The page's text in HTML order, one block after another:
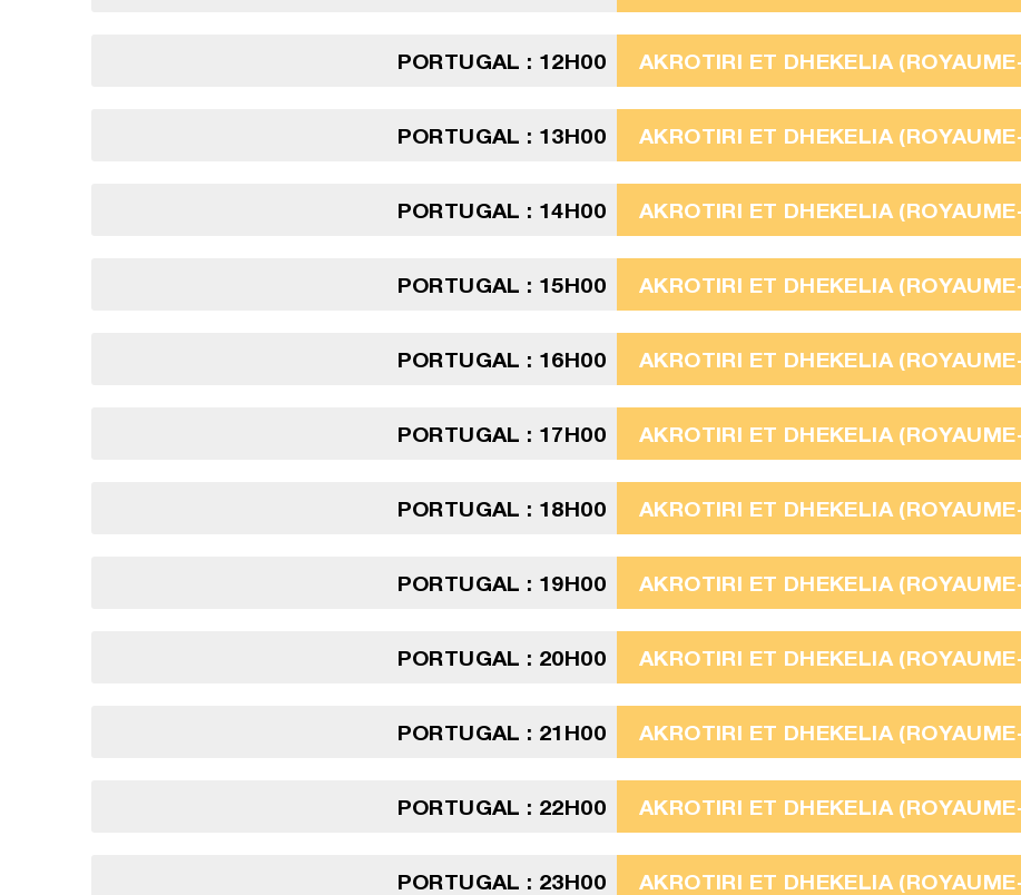
PORTUGAL : 12H00 AKROTIRI ET DHEKELIA
PORTUGAL : 13H00 AKROTIRI ET DHEKELIA
PORTUGAL : 14H00 AKROTIRI ET DHEKELIA
PORTUGAL : 15H00 AKROTIRI ET DHEKELIA
PORTUGAL : 16H00 AKROTIRI ET DHEKELIA
PORTUGAL : 17H00 AKROTIRI ET DHEKELIA
PORTUGAL : 18H00 AKROTIRI ET DHEKELIA
PORTUGAL : 19H00 AKROTIRI ET DHEKELIA
PORTUGAL : 20H00 AKROTIRI ET DHEKELIA
PORTUGAL : 21H00 AKROTIRI ET DHEKELIA
PORTUGAL : 22H00 AKROTIRI ET DHEKELIA
PORTUGAL : 23H00 AKROTIRI ET DHEKELIA